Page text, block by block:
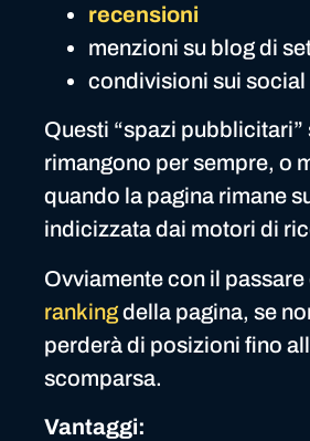
recensioni
menzioni su blog di
condivisioni sui social
Questi “spazi pubblicitari”
rimangono per sempre, o
quando la pagina rimane
indicizzata dai motori di
Ovviamente con il
rankingdella pagina, se
perderà di posizioni fino
scomparsa.
Vantaggi: